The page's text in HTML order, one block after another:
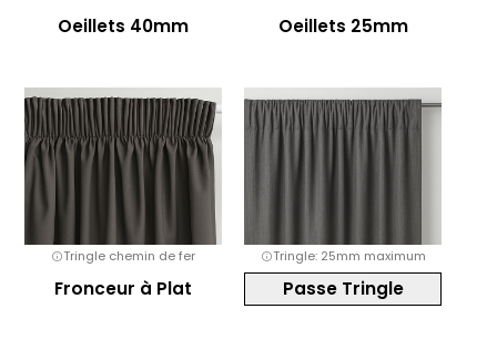
Oeillets 40mm Oeillets 25mm
Tringle chemin de fer
Fronceur à Plat
Tringle: 25mm maximum
Passe Tringle